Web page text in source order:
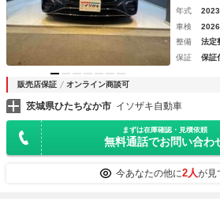
年式
車検
2026
整備
法定
保証
保証
販売店保証 オンライン商談可
茨城県ひたちなか市 イソザキ自動車
まずは在庫確認・見積依頼
無料通話でお問い合わ
今あなたの他に2人が見